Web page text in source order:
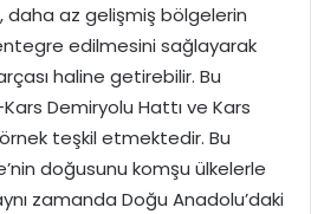
daha az gelişmiş bölgelerin
edilmesini sağlayarak
haline getirebilir. Bu
Demiryolu Hattı ve Kars
teşkil etmektedir. Bu
doğusunu komşu ülkelerle
zamanda Doğu Anadolu’daki